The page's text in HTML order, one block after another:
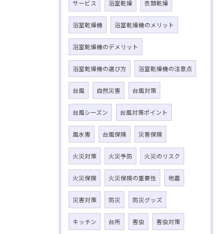
サービス 浴室乾燥 衣類乾燥
浴室乾燥機 浴室乾燥機のメリット
浴室乾燥機のデメリット
浴室乾燥機の選び方 浴室乾燥機の注意点
台風 自然災害 台風対策
台風シーズン 台風対策ポイント
風水害 台風保険 災害保険
火災対策 火災予防 火災のリスク
火災保険 火災保険の重要性 地震
災害対策 防災 防災グッズ
キッチン 台所 害虫 害虫対策